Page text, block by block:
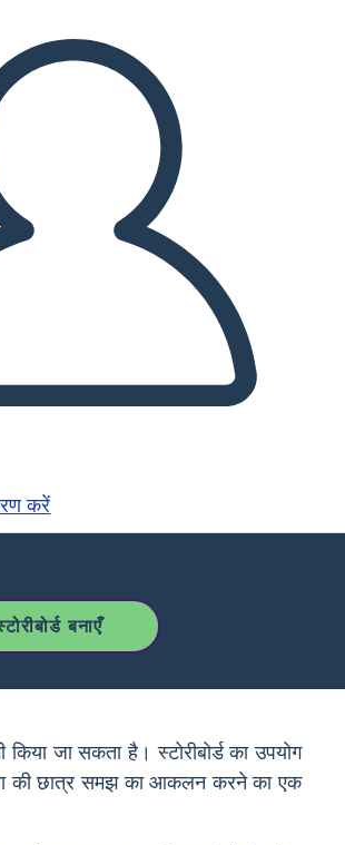
करें
बनाएँ
जा सकता है। स्टोरीबोर्ड का उपयोग
की छात्र समझ का आकलन करने का एक